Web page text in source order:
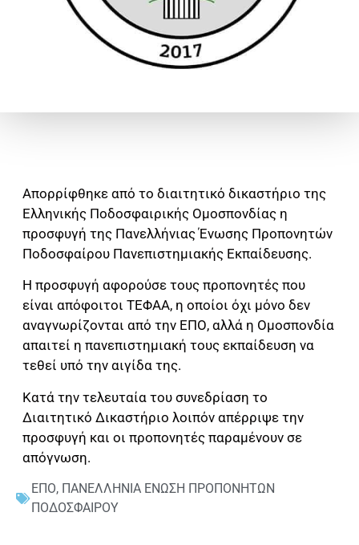
Απορρίφθηκε από το διαιτητικό δικαστήριο της
Ελληνικής Ποδοσφαιρικής Ομοσπονδίας η
προσφυγή της Πανελλήνιας Ένωσης Προπονητών
Ποδοσφαίρου Πανεπιστημιακής Εκπαίδευσης.
Η προσφυγή αφορούσε τους προπονητές που
είναι απόφοιτοι ΤΕΦΑΑ, η οποίοι όχι μόνο δεν
αναγνωρίζονται από την ΕΠΟ, αλλά η Ομοσπονδία
απαιτεί η πανεπιστημιακή τους εκπαίδευση να
τεθεί υπό την αιγίδα της.
Κατά την τελευταία του συνεδρίαση το
Διαιτητικό Δικαστήριο λοιπόν απέρριψε την
προσφυγή και οι προπονητές παραμένουν σε
απόγνωση.
ΕΠΟ, ΠΑΝΕΛΛΗΝΙΑ ΕΝΩΣΗ ΠΡΟΠΟΝΗΤΩΝ
ΠΟΔΟΣΦΑΙΡΟΥ